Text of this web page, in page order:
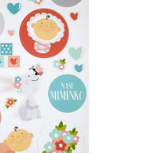
Oblíbené ♥️
podmínky
Ověřování recenzí